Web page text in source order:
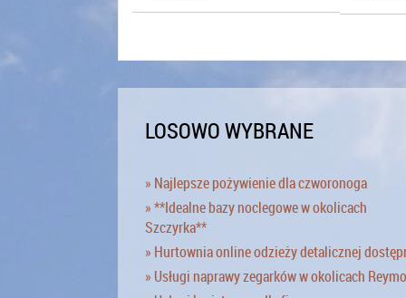
LOSOWO WYBRANE
» Najlepsze pożywienie dla czworonoga
» **Idealne bazy noclegowe w okolicach
Szczyrka**
» Hurtownia online odzieży detalicznej
» Usługi naprawy zegarków w okolicach